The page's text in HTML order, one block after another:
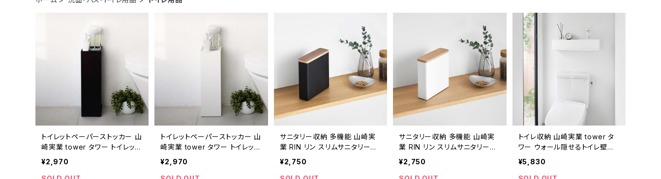
トイレットペーパーストッカー 山
崎実業 tower タワー トイレット
ペーパーホルダー 7851 ブラッ
¥2,970
トイレットペーパーストッカー 山
崎実業 tower タワー トイレット
ペーパーホルダー 7850 ホワイ
¥2,970
サニタリー収納 多機能 山崎実
業 RIN リン スリムサニタリー収
納ケース 10397 ブラウン
¥2,750
サニタリー収納 多機能 山崎実
業 RIN リン スリムサニタリー収
納ケース 10398 ナチュラル
¥2,750
トイレ収納 山崎実業 tower タ
ワー ウォール隠せるトイレ壁収
納 石こうボード壁対応 10068
ホワイト
¥5,830